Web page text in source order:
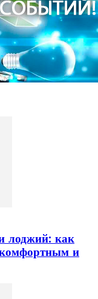
лоджий: как
комфортным и